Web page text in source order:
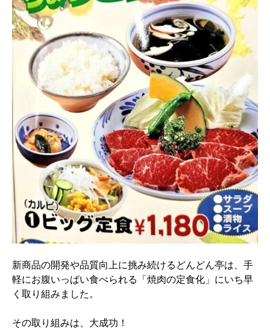
新商品の開発や品質向上に挑み続けるどんどん亭は、手
軽にお腹いっぱい食べられる「焼肉の定食化」にいち早
く取り組みました。
その取り組みは、大成功！